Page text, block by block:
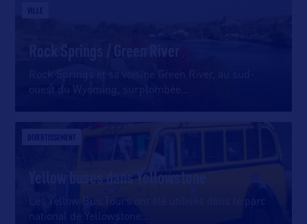
VILLE
Rock Springs / Green River
Rock Springs et sa voisine Green River, au sud-
ouest du Wyoming, surplombée
DIVERTISSEMENT
Yellow buses dans Yellowstone
Les Yellow Bus Tours ont été utilisés dans le parc
national de Yellowstone